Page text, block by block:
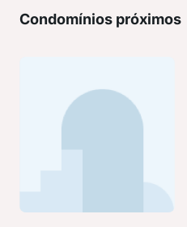
Condomínios próximos